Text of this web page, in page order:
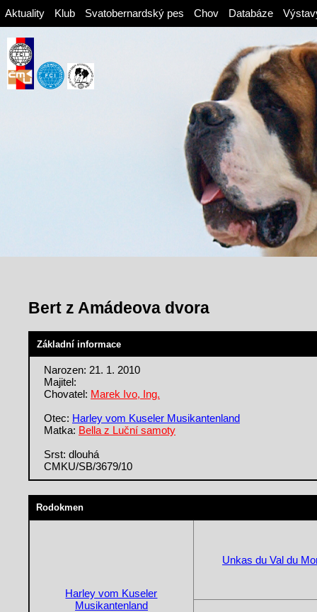
Aktuality Klub Svatobernardský pes Chov Databáze
Bert z Amádeova dvora
Základní informace
Narozen: 21. 1. 2010
Majitel:
Chovatel: Marek Ivo, Ing.
Otec: Harley vom Kuseler Musikantenland
Matka: Bella z Luční samoty
Srst: dlouhá
CMKU/SB/3679/10
Rodokmen
Harley vom Kuseler
Musikantenland
Unkas du Val du